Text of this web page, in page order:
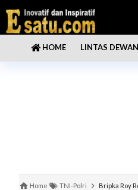
HOME LINTAS DEWAN
Home TNI-Polri
Bripka Roy